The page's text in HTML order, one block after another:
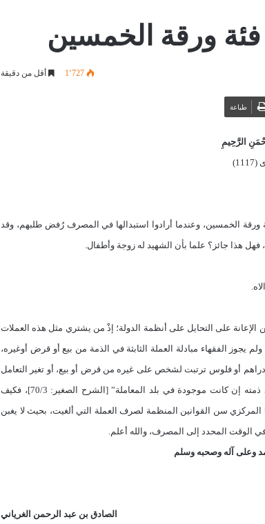
فئة ورقة الخمسين
1٬727 أقل من دقيقة
طباعة
الرَّحِيمِ
الخمسين، وعندما أرادوا استبدالها في المصرف رُفض طلبهم، وقد
فهل هذا جائز؟ علما بأن الشهيد له زوجة وأطفال.
من الإعانة على التحايل على أنظمة الدولة؛ إذْ من يشتري مثل هذه العملات
يجوز الفقهاء مبادلة العملة الثابثة في الذمة من بيع أو قرض أوغيره،
دراهم أو فلوس ترتبت لشخص على غيره من قرض أو بيع، أو تغير التعامل
بها بزيادة أو نقص فالمثل، أي: فالواجب قضاء المثل على من ترتبت في ذمته إن كانت موجودة في بلد المعاملة” [الشرح الصغير: 70/3]، فكيف
سن القوانين المنظمة لصرف العملة التي ألغيت، بحيث لا يغبن
الوقت المحدد إلى المصرف، والله أعلم.
وعلى آله وصحبه وسلم
الصادق بن عبد الرحمن الغرياني